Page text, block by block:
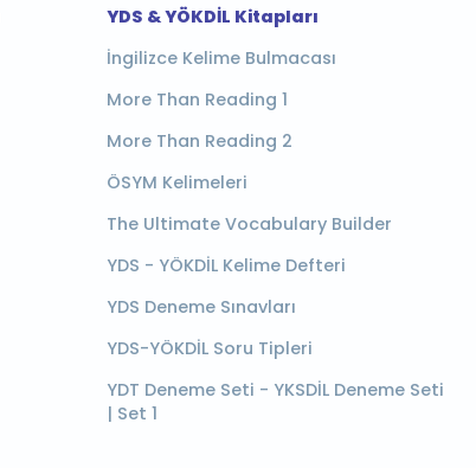
YDS & YÖKDİL Kitapları
İngilizce Kelime Bulmacası
More Than Reading 1
More Than Reading 2
ÖSYM Kelimeleri
The Ultimate Vocabulary Builder
YDS - YÖKDİL Kelime Defteri
YDS Deneme Sınavları
YDS-YÖKDİL Soru Tipleri
YDT Deneme Seti - YKSDİL Deneme Seti
| Set 1